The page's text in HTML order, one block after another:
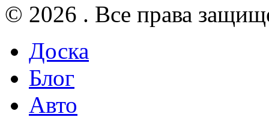
© 2026 . Все права
Доска
Блог
Авто